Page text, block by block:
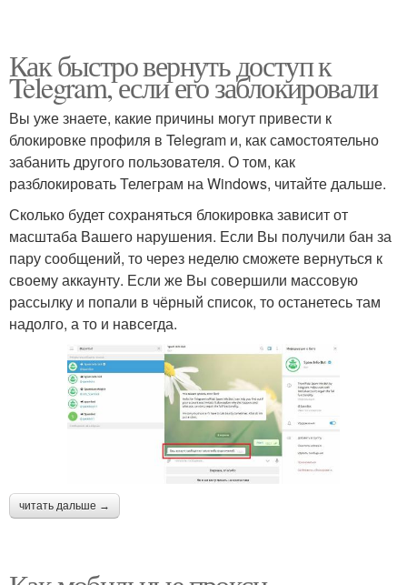
Как быстро вернуть доступ к
Telegram, если его заблокировали
Вы уже знаете, какие причины могут привести к
блокировке профиля в Telegram и, как самостоятельно
забанить другого пользователя. О том, как
разблокировать Телеграм на Windows, читайте дальше.
Сколько будет сохраняться блокировка зависит от
масштаба Вашего нарушения. Если Вы получили бан за
пару сообщений, то через неделю сможете вернуться к
своему аккаунту. Если же Вы совершили массовую
рассылку и попали в чёрный список, то останетесь там
надолго, а то и навсегда.
читать дальше →